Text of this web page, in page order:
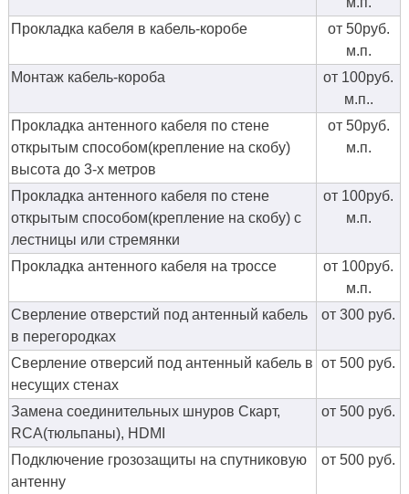
Прокладка кабеля в кабель-коробе
от 50руб.
м.п.
Монтаж кабель-короба
от 100руб.
м.п..
Прокладка антенного кабеля по стене
открытым способом(крепление на скобу)
высота до 3-х метров
от 50руб.
м.п.
Прокладка антенного кабеля по стене
открытым способом(крепление на скобу) с
лестницы или стремянки
от 100руб.
м.п.
Прокладка антенного кабеля на троссе
от 100руб.
м.п.
Сверление отверстий под антенный кабель
в перегородках
от 300 руб.
Сверление отверсий под антенный кабель в
несущих стенах
от 500 руб.
Замена соединительных шнуров Скарт,
RCA(тюльпаны), HDMI
от 500 руб.
Подключение грозозащиты на спутниковую
антенну
от 500 руб.